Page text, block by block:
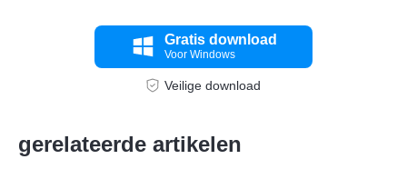
Gratis download
Voor Windows
Veilige download
gerelateerde artikelen